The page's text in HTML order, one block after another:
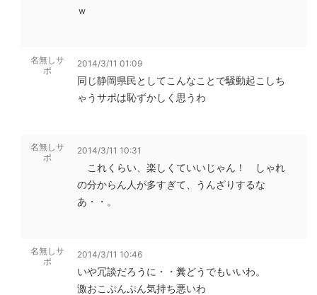
ｗ
名無しサ
ポ
2014/3/11 01:09
同じ静岡県民としてこんなことで騒動起こしち
ゃうサポは恥ずかしく思うわ
名無しサ
ポ
2014/3/11 10:31
これくらい、楽しくていいじゃん！ しゃれ
の分からん人が多すぎて、うんざりするな
あ・・。
名無しサ
ポ
2014/3/11 10:46
いや冗談だろうに・・糞どうでもいいわ。
激おこぷんぷん気持ち悪いわ